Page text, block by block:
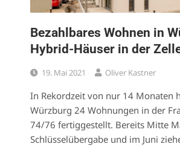
Bezahlbares Wohnen in
Hybrid-Häuser in der
19. Mai 2021 Oliver Kastner
In Rekordzeit von nur 14 Monaten
Würzburg 24 Wohnungen in der
74/76 fertiggestellt. Bereits Mitte
Schlüsselübergabe und im Juni